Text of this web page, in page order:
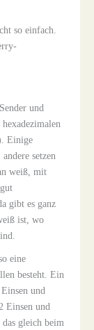
so einfach.
und
Einige
setzen
weiß, mit
gibt es ganz
ist, wo
eine
besteht. Ein
und
Einsen und
gleich beim